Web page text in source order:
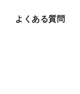
よくある質問